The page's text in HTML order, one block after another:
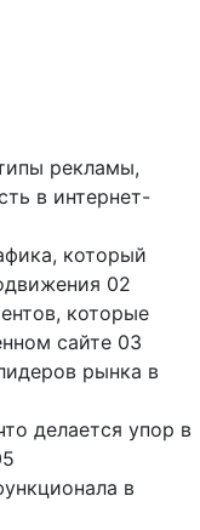
рекламы,
в интернет-
который
02
которые
сайте 03
рынка в
делается упор в
в